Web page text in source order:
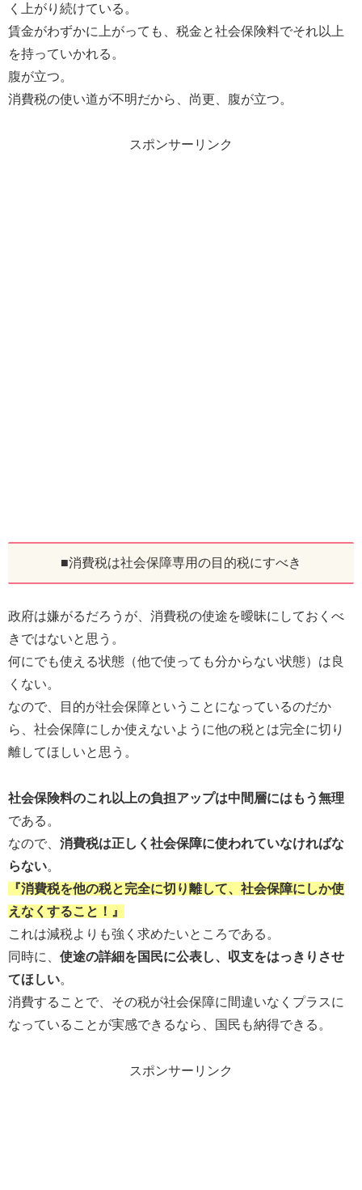
く上がり続けている。
賃金がわずかに上がっても、税金と社会保険料でそれ以上
を持っていかれる。
腹が立つ。
消費税の使い道が不明だから、尚更、腹が立つ。
スポンサーリンク
■消費税は社会保障専用の目的税にすべき
政府は嫌がるだろうが、消費税の使途を曖昧にしておくべ
きではないと思う。
何にでも使える状態（他で使っても分からない状態）は良
くない。
なので、目的が社会保障ということになっているのだか
ら、社会保障にしか使えないように他の税とは完全に切り
離してほしいと思う。
社会保険料のこれ以上の負担アップは中間層にはもう無理
である。
なので、 消費税は正しく社会保障に使われていなければな
らない。
『消費税を他の税と完全に切り離して、社会保障にしか使
えなくすること！』
これは減税よりも強く求めたいところである。
同時に、 使途の詳細を国民に公表し、収支をはっきりさせ
てほしい。
消費することで、その税が社会保障に間違いなくプラスに
なっていることが実感できるなら、国民も納得できる。
スポンサーリンク